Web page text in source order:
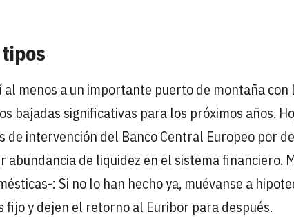
al menos a un importante puerto de montaña con
bajadas significativas para los próximos años.
intervención del Banco Central Europeo por
de liquidez en el sistema financiero.
: Si no lo han hecho ya, muévanse a
fijo y dejen el retorno al Euribor para después.